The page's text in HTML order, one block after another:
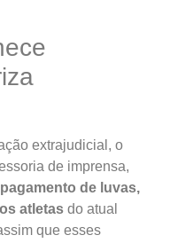
extrajudicial, o
de imprensa,
de luvas,
atletas do atual
que esses